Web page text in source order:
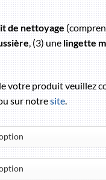
de nettoyage
, (3) unelingette
votre produit veuillez
sur notresite.